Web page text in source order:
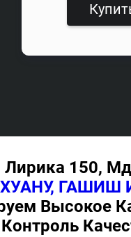
Лирика 150,
ГАШИШ
Высокое